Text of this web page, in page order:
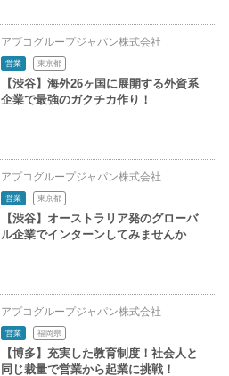
アプコグループジャパン株式会社
営業 東京都
【渋谷】海外26ヶ国に展開する外資系
企業で最強のガクチカ作り！
アプコグループジャパン株式会社
営業 東京都
【渋谷】オーストラリア発のグローバ
ル企業でインターンしてみませんか
アプコグループジャパン株式会社
営業 福岡県
【博多】充実した教育制度！社会人と
同じ裁量で営業から起業に挑戦！